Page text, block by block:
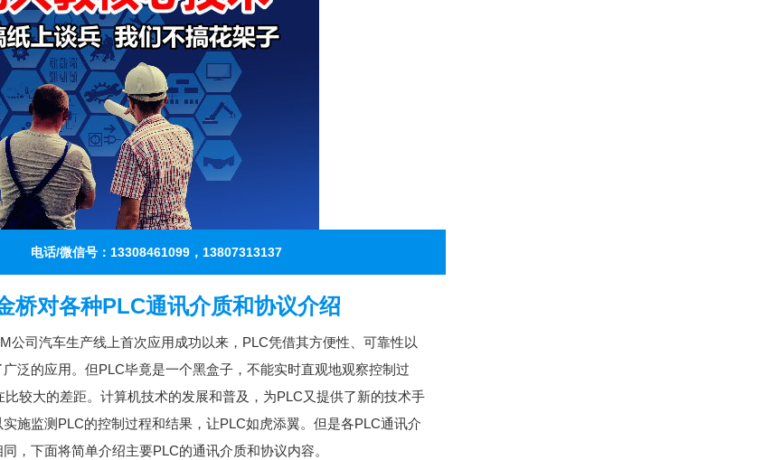
电话/微信号：13308461099，13807313137
桥对各种PLC通讯介质和协议介绍
公司汽车生产线上首次应用成功以来，PLC凭借其方便性、可靠性以
泛的应用。但PLC毕竟是一个黑盒子，不能实时直观地观察控制过
较大的差距。计算机技术的发展和普及，为PLC又提供了新的技术手
施监测PLC的控制过程和结果，让PLC如虎添翼。但是各PLC通讯介
，下面将简单介绍主要PLC的通讯介质和协议内容。